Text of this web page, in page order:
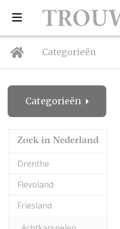
Categorieën
Categorieën
Zoek in Nederland
Drenthe
Flevoland
Friesland